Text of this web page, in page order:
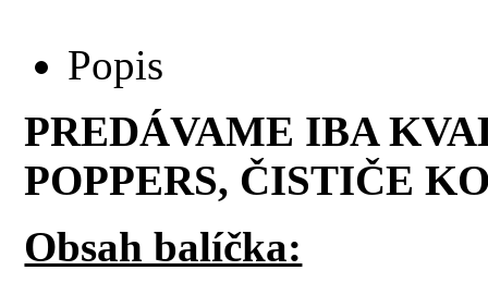
Popis
PREDÁVAME IBA
POPPERS, ČISTIČE
Obsah balíčka: